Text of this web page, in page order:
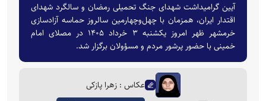
آیین گرامیداشت شهدای جنگ تحمیلی رمضان و سالگرد شهدای
اقتدار ایران، همزمان با چهل‌وچهارمین سالروز حماسه آزادسازی
خرمشهر ظهر امروز یکشنبه ۳ خرداد ۱۴۰۵ در مصلای امام
خمینی با حضور پرشور مردم و مسؤولان برگزار شد.
عکاس : زهرا پازکی